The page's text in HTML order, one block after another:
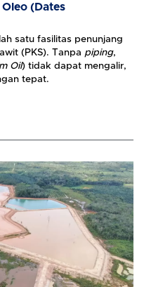
(Dates
satu fasilitas penunjang
(PKS). Tanpa piping,
Oil) tidak dapat mengalir,
tepat.